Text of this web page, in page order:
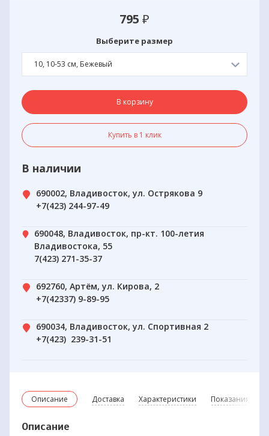
Описание Доставка Характеристики Показания и
Описание
795 ₽
Выберите размер
10, 10-53 см, Бежевый
В корзину
Купить в 1 клик
В наличии
690002, Владивосток, ул. Острякова 9
+7(423) 244-97-49
690048, Владивосток, пр-кт. 100-летия
Владивостока, 55
7(423) 271-35-37
692760, Артём, ул. Кирова, 2
+7(42337) 9-89-95
690034, Владивосток, ул. Спортивная 2
+7(423) 239-31-51